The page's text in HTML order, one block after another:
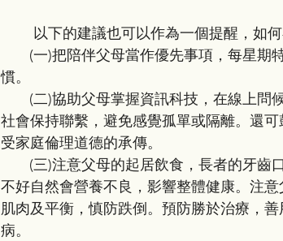
以下的建議也可以作為一個提醒
慣。
社會保持聯繫，避免感覺孤單或隔離。還
受家庭倫理道德的承傳。
不好自然會營養不良，影響整體健康。注
肌肉及平衡，慎防跌倒。預防勝於治療，
病。